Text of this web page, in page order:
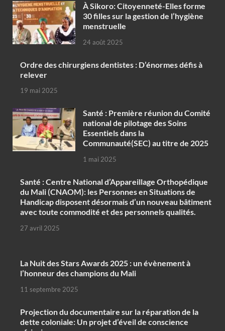
À Sikoro: Citoyenneté-Elles forme
30 filles sur la gestion de l’hygiène
menstruelle
24 août 2025
Ordre des chirurgiens dentistes : D’énormes défis à
relever
19 mai 2025
Santé : Première réunion du Comité
national de pilotage des Soins
Essentiels dans la
Communauté(SEC) au titre de 2025
1 mai 2025
Santé : Centre National d’Appareillage Orthopédique
du Mali (CNAOM): les Personnes en Situations de
Handicap disposent désormais d’un nouveau bâtiment
avec toute commodité et des personnels qualités.
27 avril 2025
‎La Nuit des Stars Awards 2025 : un évènement à
l’honneur des champions du Mali
11 septembre 2025
Projection du documentaire sur la réparation de la
dette coloniale: Un projet d’éveil de conscience